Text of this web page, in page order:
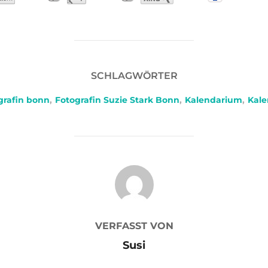
SCHLAGWÖRTER
bonn, Fotografin Suzie Stark Bonn, Kalendarium,
BEITRAGSAUTOR
VERFASST VON
Susi